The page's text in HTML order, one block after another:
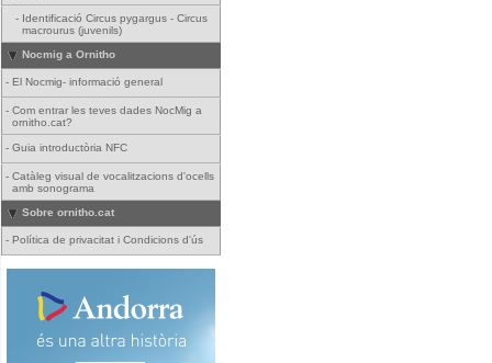
- Identificació Circus pygargus - Circus
macrourus (juvenils)
Nocmig a Ornitho
- El Nocmig- informació general
- Com entrar les teves dades NocMig a
ornitho.cat?
- Guia introductòria NFC
- Catàleg visual de vocalitzacions d'ocells
amb sonograma
Sobre ornitho.cat
- Política de privacitat i Condicions d'ús